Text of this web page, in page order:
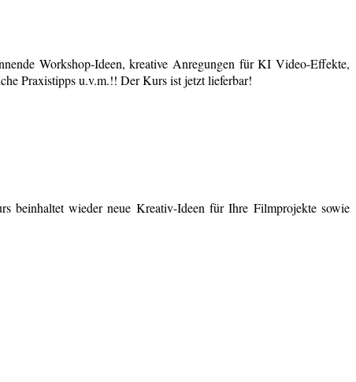
Workshop-Ideen, kreative Anregungen für KI Video-Effekte,
Praxistipps u.v.m.!! Der Kurs ist jetzt lieferbar!
wieder neue Kreativ-Ideen für Ihre Filmprojekte sowie